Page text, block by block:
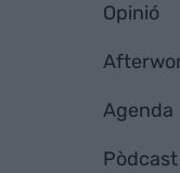
Opinió
Agenda
Pòdcast